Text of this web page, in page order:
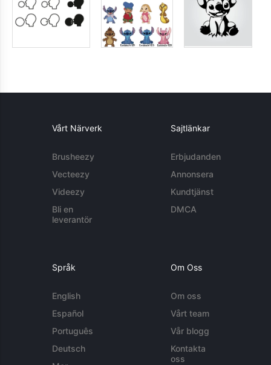
Vårt Närverk
Brusheezy
Vecteezy
Videezy
Bli en
leverantör
Sajtlänkar
Erbjudanden
Annonsera
Kundtjänst
DMCA
Språk
English
Español
Português
Deutsch
Om Oss
Om oss
Vårt team
Vår blogg
Kontakta
oss